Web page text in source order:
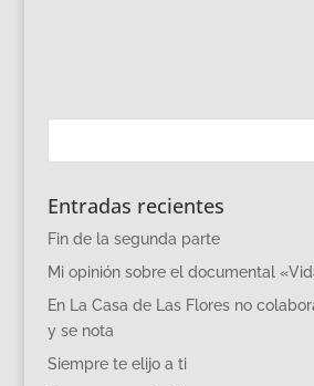
Entradas recientes
Fin de la segunda parte
Mi opinión sobre el documental
En La Casa de Las Flores no
y se nota
Siempre te elijo a ti